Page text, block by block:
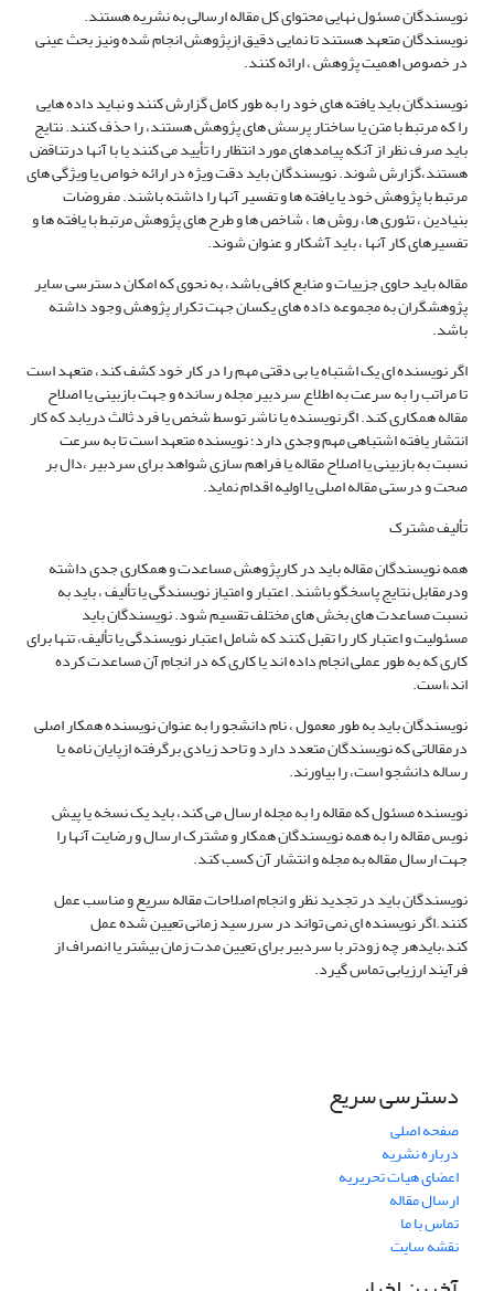
نویسندگان مسئول نهایی محتوای کل مقاله ارسالی به نشریه هستند.
نویسندگان متعهد هستند تا نمایی دقیق ازپژوهش انجام شده ونیز بحث عینی
در خصوص اهمیت پژوهش ، ارائه کنند.
نویسندگان باید یافته های خود را به طور کامل گزارش کنند و نباید داده هایی
را که مرتبط با متن یا ساختار پرسش های پژوهش هستند، را حذف کنند. نتایج
باید صرف نظر از آنکه پیامدهای مورد انتظار را تأیید می کنند یا با آنها درتناقض
هستند،گزارش شوند. نویسندگان باید دقت ویژه در ارائه خواص یا ویژگی های
مرتبط با پژوهش خود یا یافته ها و تفسیر آنها را داشته باشند. مفروضات
بنیادین ، تئوری ها، روش ها ، شاخص ها و طرح های پژوهش مرتبط با یافته ها و
تفسیرهای کار آنها ، باید آشکار و عنوان شوند.
مقاله باید حاوی جزییات و منابع کافی باشد، به نحوی که امکان دسترسی سایر
پژوهشگران به مجموعه داده های یکسان جهت تکرار پژوهش وجود داشته
باشد.
اگر نویسنده ای یک اشتباه یا بی دقتی مهم را در کار خود کشف کند، متعهد است
تا مراتب را به سرعت به اطلاع سردبیر مجله رسانده و جهت بازبینی یا اصلاح
مقاله همکاری کند. اگرنویسنده یا ناشر توسط شخص یا فرد ثالث دریابد که کار
انتشار یافته اشتباهی مهم وجدی دارد؛ نویسنده متعهد است تا به سرعت
نسبت به بازبینی یا اصلاح مقاله یا فراهم سازی شواهد برای سردبیر ،دال بر
صحت و درستی مقاله اصلی یا اولیه اقدام نماید.
تألیف مشترک
همه نویسندگان مقاله باید در کارپژوهش مساعدت و همکاری جدی داشته
ودرمقابل نتایج پاسخگو باشند. اعتبار و امتیاز نویسندگی یا تألیف ، باید به
نسبت مساعدت های بخش های مختلف تقسیم شود. نویسندگان باید
مسئولیت و اعتبار کار را تقبل کنند که شامل اعتبار نویسندگی یا تألیف، تنها برای
کاری که به طور عملی انجام داده اند یا کاری که در انجام آن مساعدت کرده
اند،است.
نویسندگان باید به طور معمول ، نام دانشجو را به عنوان نویسنده همکار اصلی
درمقالاتی که نویسندگان متعدد دارد و تاحد زیادی برگرفته ازپایان نامه یا
رساله دانشجو است، را بیاورند.
نویسنده مسئول که مقاله را به مجله ارسال می کند، باید یک نسخه یا پیش
نویس مقاله را به همه نویسندگان همکار و مشترک ارسال و رضایت آنها را
جهت ارسال مقاله به مجله و انتشار آن کسب کند.
نویسندگان باید در تجدید نظر و انجام اصلاحات مقاله سریع و مناسب عمل
کنند.اگر نویسنده ای نمی تواند در سررسید زمانی تعیین شده عمل
کند،بایدهر چه زودتر با سردبیر برای تعیین مدت زمان بیشتر یا انصراف از
فرآیند ارزیابی تماس گیرد.
دسترسی سریع
صفحه اصلی
درباره نشریه
اعضای هیات تحریریه
ارسال مقاله
تماس با ما
نقشه سایت